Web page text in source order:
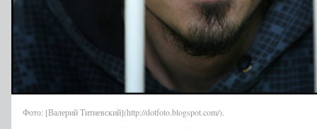
Фото: [Валерий Титиевский](http://dotfoto.blogspot.com/).